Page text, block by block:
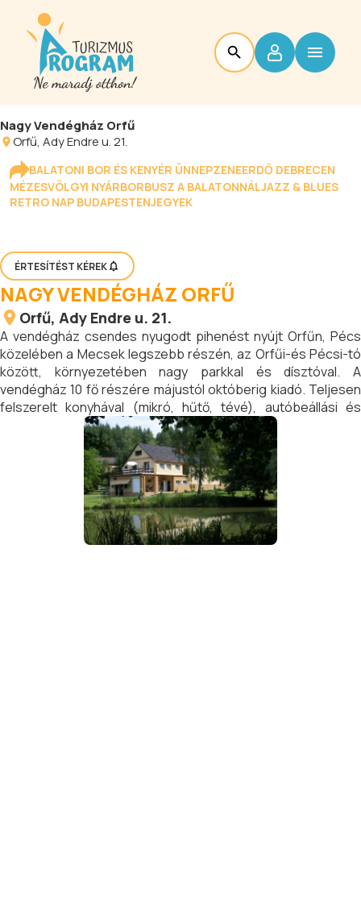
Nagy Vendégház Orfű
Orfű, Ady Endre u. 21.
BALATONI BOR ÉS KENYÉR ÜNNEPZENEERDŐ DEBRECEN
MÉZESVÖLGYI NYÁRBORBUSZ A BALATONNÁLJAZZ & BLUES
RETRO NAP BUDAPESTENJEGYEK
ÉRTESÍTÉST KÉREK
NAGY VENDÉGHÁZ ORFŰ
Orfű, Ady Endre u. 21.
A vendégház csendes nyugodt pihenést nyújt Orfűn, Pécs
közelében a Mecsek legszebb részén, az Orfűi-és Pécsi-tó
között, környezetében nagy parkkal és dísztóval. A
vendégház 10 fő részére májustól októberig kiadó. Teljesen
felszerelt konyhával (mikró, hűtő, tévé), autóbeállási és
sportolási lehetőséggel (pinpong teke, röplabda stb)
szabadtéri főzési lehetőséggel (bogrács, grill) várja